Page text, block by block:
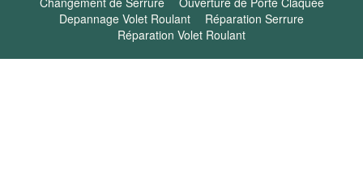
Depannage Volet Roulant
Réparation Serrure
Réparation Volet Roulant